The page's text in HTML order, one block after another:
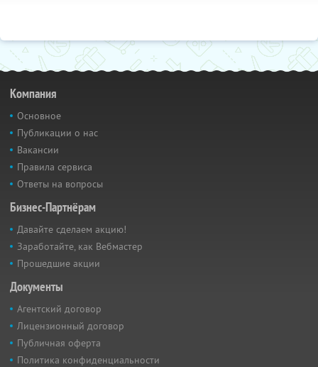
Компания
Основное
Публикации о нас
Вакансии
Правила сервиса
Ответы на вопросы
Бизнес-Партнёрам
Давайте сделаем акцию!
Заработайте, как Вебмастер
Прошедшие акции
Документы
Агентский договор
Лицензионный договор
Публичная оферта
Политика конфиденциальности